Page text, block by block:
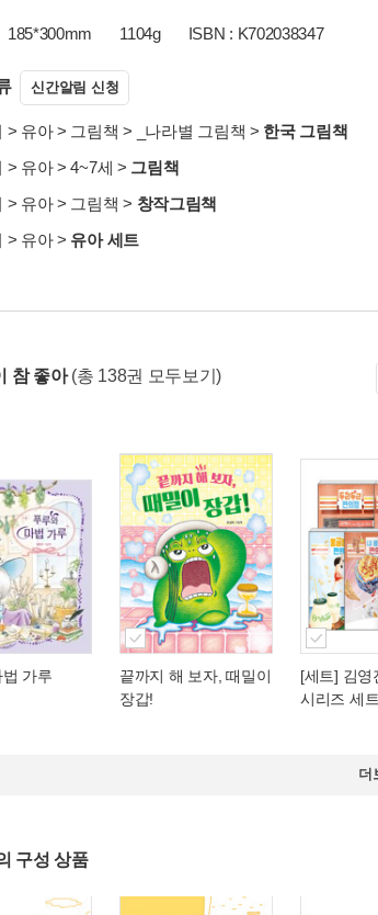
185*300mm 1104g ISBN : K702038347
신간알림 신청
> 유아> 그림책 > _나라별 그림책 > 한국 그림책
> 유아>4~7세 > 그림책
> 유아> 그림책 > 창작그림책
> 유아> 유아 세트
참 좋아 (총 138권 모두보기)
가루
끝까지 해 보자, 때밀이
장갑!
[세트] 김영
시리즈 세
더
구성 상품